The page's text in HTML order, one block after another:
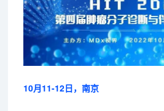
10月11-12日，南京